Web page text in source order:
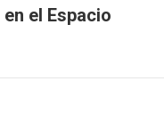
el Espacio